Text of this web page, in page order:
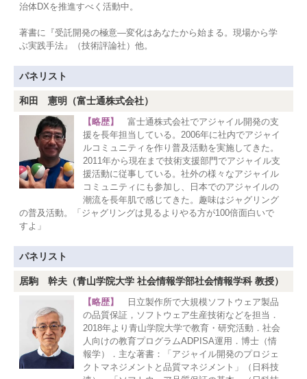
治体DXを推進すべく活動中。
著書に『受託開発の極意―変化はあなたから始まる。現場から学
ぶ実践手法』（技術評論社）他。
パネリスト
和田 憲明（富士通株式会社）
【略歴】
富士通株式会社でアジャイル開発の支
援を長年担当している。2006年に社内でアジャイ
ルコミュニティを作り普及活動を実施してきた。
2011年から現在まで技術支援部門でアジャイル支
援活動に従事している。社外の様々なアジャイル
コミュニティにも参加し、日本でのアジャイルの
潮流を長年肌で感じてきた。趣味はジャグリング
の普及活動。「ジャグリングは見るよりやる方が100倍面白いで
すよ」
パネリスト
居駒 幹夫（青山学院大学 社会情報学部社会情報学科 教授）
【略歴】
日立製作所で大規模ソフトウェア製品
の品質保証，ソフトウェア生産技術などを担当．
2018年より青山学院大学で教育・研究活動．社会
人向けの教育プログラムADPISA運用．博士（情
報学）．主な著書：「アジャイル開発のプロジェ
クトマネジメントと品質マネジメント」（日科技